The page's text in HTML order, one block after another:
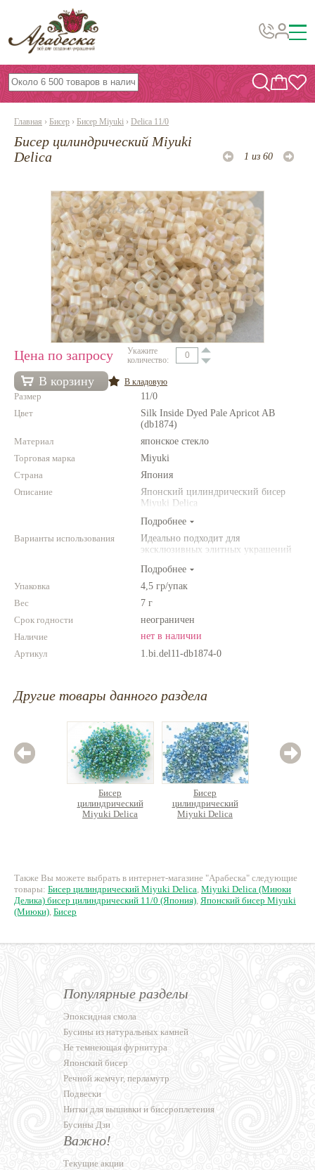
Бусины, подвески, декор
Бисер
Фурнитура
Инструменты и материалы
Эпоксидная смола
Шнуры, ленты, нитки
По темам и сезонам
Бисер TOHO
Нетемнеющая фурнитура
Всё для вышивки
Проволока
Натуральные камни
Каталог
Новинки!
Фотофорум
Главная › Бисер › Бисер Miyuki › Delica 11/0
Бисер цилиндрический Miyuki
Delica
1 из 60
Цена по запросу
Укажите
количество:
В корзину В кладовую
Размер
11/0
Цвет
Silk Inside Dyed Pale Apricot AB
(db1874)
Материал
японское стекло
Торговая марка
Miyuki
Страна
Япония
Описание
Японский цилиндрический бисер
Miyuki Delica
Подробнее
Варианты использования
Идеально подходит для
эксклюзивных элитных украшений
для сутажной вышивки, для
создания богатых колье, ожерелий,
браслетов, серег и колец.
Фантазируйте!
Подробнее
Упаковка
4,5 гр/упак
Вес
7 г
Срок годности
неограничен
Наличие
нет в наличии
Артикул
1.bi.del11-db1874-0
Другие товары данного раздела
Бисер
цилиндрический
Miyuki Delica
Бисер
цилиндрический
Miyuki Delica
Также Вы можете выбрать в интернет-магазине "Арабеска" следующие
товары: Бисер цилиндрический Miyuki Delica, Miyuki Delica (Миюки
Делика) бисер цилиндрический 11/0 (Япония), Японский бисер Miyuki
(Миюки), Бисер
Популярные разделы
Эпоксидная смола
Бусины из натуральных камней
Не темнеющая фурнитура
Японский бисер
Речной жемчуг, перламутр
Подвески
Нитки для вышивки и бисероплетения
Бусины Дзи
Важно!
Текущие акции